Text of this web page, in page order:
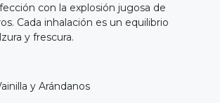
con la explosión jugosa de
Cada inhalación es un equilibrio
y frescura.
y Arándanos